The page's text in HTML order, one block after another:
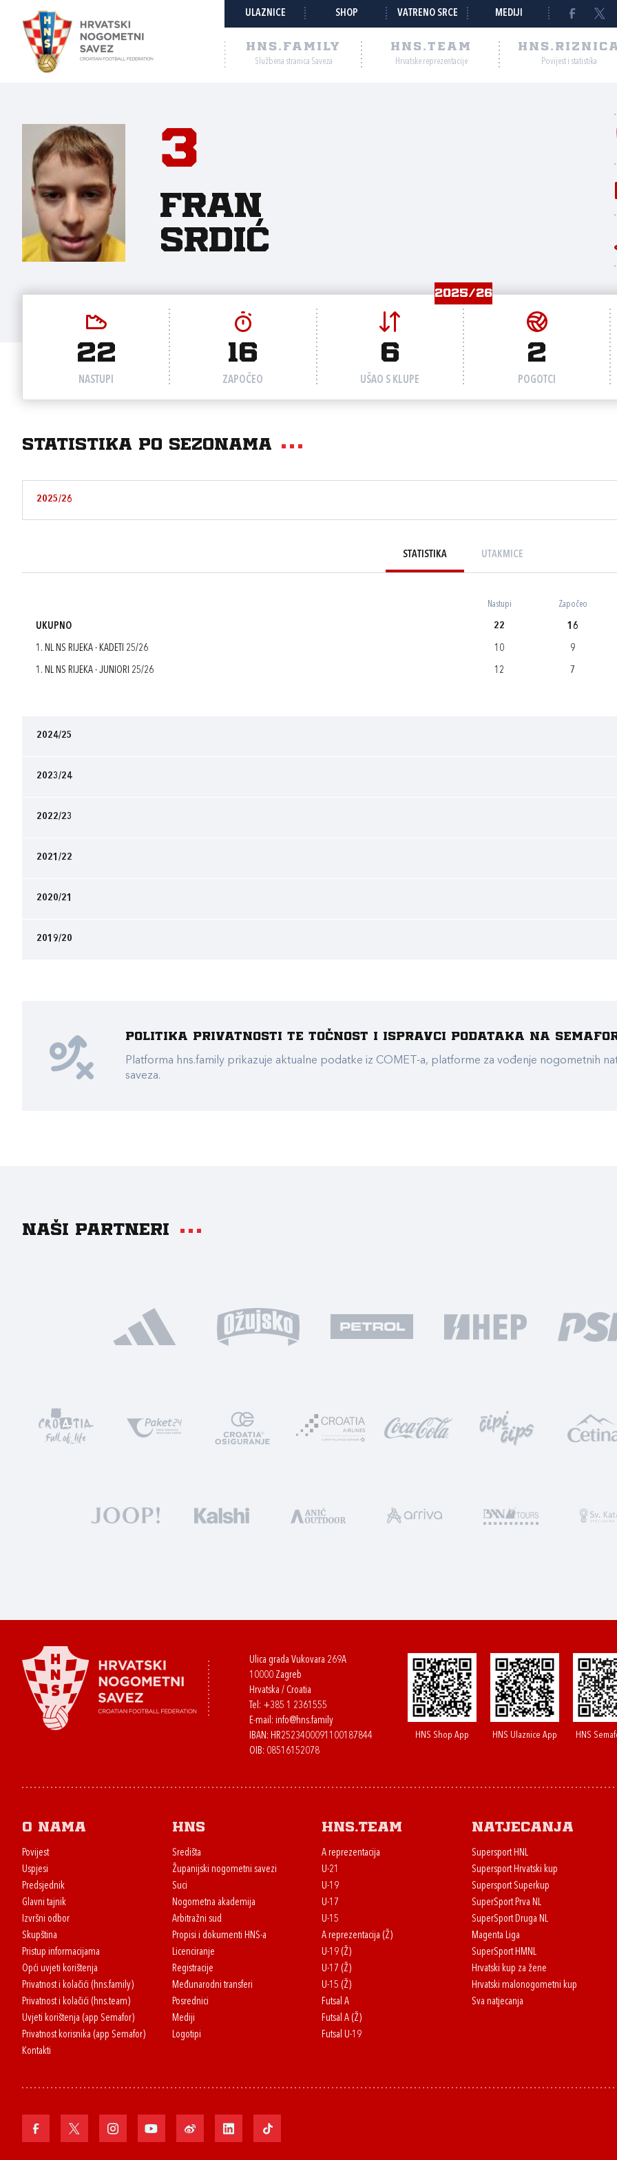
ULAZNICE SHOP VATRENO SRCE MEDIJI
HNS.FAMILY
Službena stranica Saveza
HNS.TEAM
Hrvatske reprezentacije Povijest i statistika
3
Fran
Srdić
2025/26
22
NASTUPI
16
ZAPOČEO
6
UŠAO S KLUPE
2
POGOTCI
Statistika po sezonama
2025/26
STATISTIKA UTAKMICE
Nastupi Započeo
UKUPNO 22 16
1. NL NS RIJEKA - KADETI 25/26 10 9
1. NL NS RIJEKA - JUNIORI 25/26 12 7
2024/25
2023/24
2022/23
2021/22
2020/21
2019/20
Politika privatnosti te točnost i ispravci podataka na
Platforma hns.family prikazuje aktualne podatke iz COMET-a, platforme za vođenje nogometnih
saveza.
Naši partneri
Ulica grada Vukovara 269A
10000 Zagreb
Hrvatska / Croatia
Tel: +385 1 2361555
E-mail: info@hns.family
IBAN: HR2523400091100187844
OIB: 08516152078
HNS Shop App HNS Ulaznice App HNS
O nama
Povijest
Uspjesi
Predsjednik
Glavni tajnik
Izvršni odbor
Skupština
Pristup informacijama
Opći uvjeti korištenja
Privatnost i kolačići (hns.family)
Privatnost i kolačići (hns.team)
Uvjeti korištenja (app Semafor)
Privatnost korisnika (app Semafor)
Kontakti
HNS
Središta
Županijski nogometni savezi
Suci
Nogometna akademija
Arbitražni sud
Propisi i dokumenti HNS-a
Licenciranje
Registracije
Međunarodni transferi
Posrednici
Mediji
Logotipi
HNS.team
A reprezentacija
U-21
U-19
U-17
U-15
A reprezentacija (Ž)
U-19 (Ž)
U-17 (Ž)
U-15 (Ž)
Futsal A
Futsal A (Ž)
Futsal U-19
Natjecanja
Supersport HNL
Supersport Hrvatski kup
Supersport Superkup
SuperSport Prva NL
SuperSport Druga NL
Magenta Liga
SuperSport HMNL
Hrvatski kup za žene
Hrvatski malonogometni kup
Sva natjecanja